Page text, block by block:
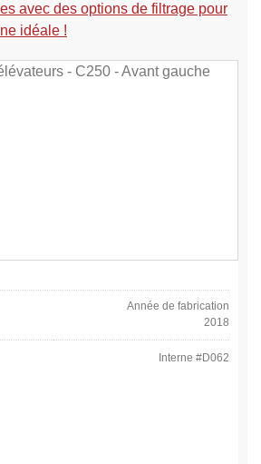
avec des options de filtrage pour
idéale !
Année de fabrication
2018
Interne #D062